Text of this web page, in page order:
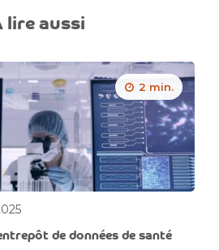
lire aussi
2 min.
de données de santé